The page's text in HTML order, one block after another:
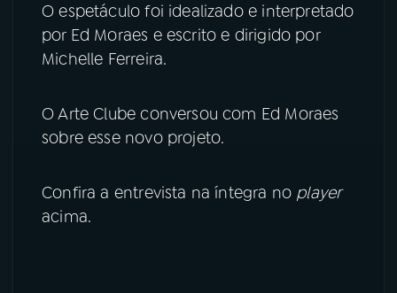
YouTube
Instagram
TikTok
O espetáculo foi idealizado e interpretado
por Ed Moraes e escrito e dirigido por
Michelle Ferreira.
O Arte Clube conversou com Ed Moraes
sobre esse novo projeto.
Confira a entrevista na íntegra no player
acima.